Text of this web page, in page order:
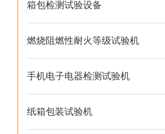
箱包检测试验设备
燃烧阻燃性耐火等级试验机
手机电子电器检测试验机
纸箱包装试验机